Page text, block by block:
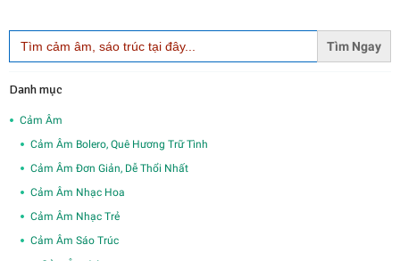
Search
for:
Danh mục
Cảm Âm
Cảm Âm Bolero, Quê Hương Trữ Tình
Cảm Âm Đơn Giản, Dễ Thổi Nhất
Cảm Âm Nhạc Hoa
Cảm Âm Nhạc Trẻ
Cảm Âm Sáo Trúc